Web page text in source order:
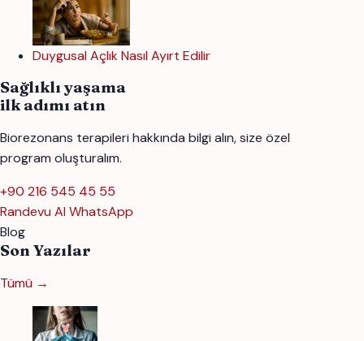
Duygusal Açlık Nasıl Ayırt Edilir
Sağlıklı yaşama
ilk adımı atın
Biorezonans terapileri hakkında bilgi alın, size özel
program oluşturalım.
+90 216 545 45 55
Randevu Al WhatsApp
Blog
Son Yazılar
Tümü →